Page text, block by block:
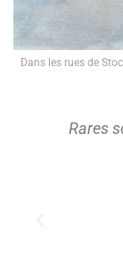
Dans les rues de
Rares